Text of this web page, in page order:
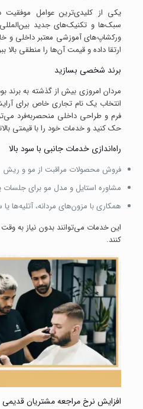
یکی از کلیدی‌ترین عوامل
سبک‌ها و تکنیک‌های جدید
ورکشاپ‌های آموزشی معتبر داخلی و
ارتقا داده و قیمت آن‌ها را منطقی بالا
برند شخصی بسازید
مردان امروزی بیش از گذشته به
انتخاب یک نام تجاری خاص برای
فرم و طراحی داخلی منحصربه‌فرد
حک کنید و خدمات خود را با قیمتی
راه‌اندازی خدمات جانبی با سود بالا
فروش محصولات مراقبت از مو و ریش
مشاوره استایل و مدل مو برای جلسات
همکاری با مزون‌های مردانه، آتلیه‌ها یا
این خدمات می‌توانند بدون نیاز به
کنند.
افزایش نرخ مراجعه مشتریان قدیمی